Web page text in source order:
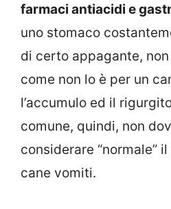
farmaci antiacidi e
uno stomaco
di certo appagante,
come non lo è per un
l’accumulo ed il
comune, quindi, non
considerare “normale”
cane vomiti.